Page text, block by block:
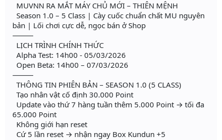
MUVNN RA MẮT MÁY CHỦ MỚI – THIÊN MỆNH
Season 1.0 – 5 Class | Cày cuốc chuẩn chất MU nguyên
bản | Lối chơi cực dễ, ngọc bán ở Shop
⸻
LỊCH TRÌNH CHÍNH THỨC
Alpha Test: 14h00 - 05/03/2026
Open Beta: 14h00 – 07/03/2026
⸻
THÔNG TIN PHIÊN BẢN – SEASON 1.0 (5 CLASS)
Tạo nhân vật cố định 30.000 Point
Update vào thứ 7 hàng tuần thêm 5.000 Point → tối đa
65.000 Point
Không giới hạn reset
Cứ 5 lần reset → nhận ngay Box Kundun +5